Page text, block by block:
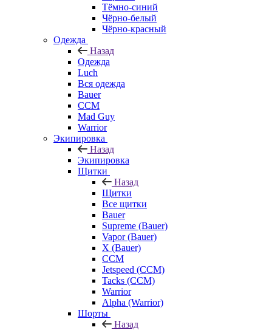
Тёмно-синий
Чёрно-белый
Чёрно-красный
Одежда
Назад
Одежда
Luch
Вся одежда
Bauer
CCM
Mad Guy
Warrior
Экипировка
Назад
Экипировка
Щитки
Назад
Щитки
Все щитки
Bauer
Supreme (Bauer)
Vapor (Bauer)
X (Bauer)
CCM
Jetspeed (CCM)
Tacks (CCM)
Warrior
Alpha (Warrior)
Шорты
Назад